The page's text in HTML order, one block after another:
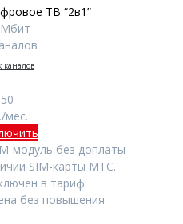
ТВ “2в1”
каналов
мес.
модуль без доплаты
SIM-карты МТС.
в тариф
без повышения